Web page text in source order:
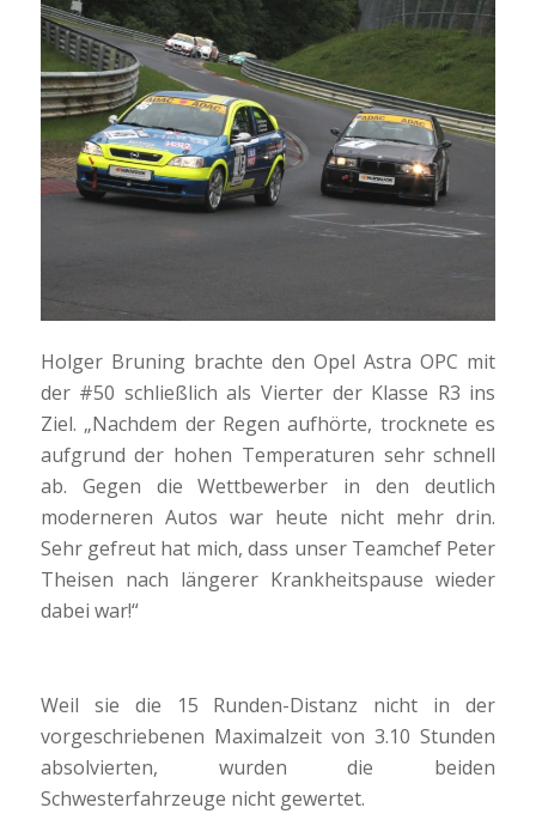
Holger Bruning brachte den Opel Astra OPC mit
der #50 schließlich als Vierter der Klasse R3 ins
Ziel. „Nachdem der Regen aufhörte, trocknete es
aufgrund der hohen Temperaturen sehr schnell
ab. Gegen die Wettbewerber in den deutlich
moderneren Autos war heute nicht mehr drin.
Sehr gefreut hat mich, dass unser Teamchef Peter
Theisen nach längerer Krankheitspause wieder
dabei war!“
Weil sie die 15 Runden-Distanz nicht in der
vorgeschriebenen Maximalzeit von 3.10 Stunden
absolvierten, wurden die beiden
Schwesterfahrzeuge nicht gewertet.